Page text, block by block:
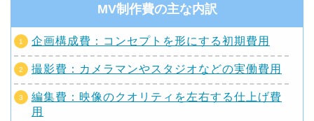
MV制作費の主な内訳
企画構成費：コンセプトを形にする初期費用
撮影費：カメラマンやスタジオなどの実働費用
編集費：映像のクオリティを左右する仕上げ費
用